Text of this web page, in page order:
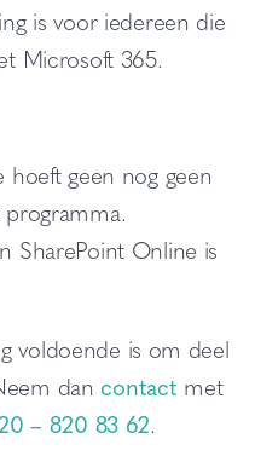
is voor iedereen die
Microsoft 365.
geen nog geen
SharePoint Online is
voldoende is om deel
dancontact met
– 820 83 62.